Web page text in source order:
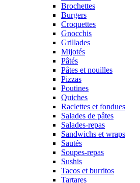
Brochettes
Burgers
Croquettes
Gnocchis
Grillades
Mijotés
Pâtés
Pâtes et nouilles
Pizzas
Poutines
Quiches
Raclettes et fondues
Salades de pâtes
Salades-repas
Sandwichs et wraps
Sautés
Soupes-repas
Sushis
Tacos et burritos
Tartares